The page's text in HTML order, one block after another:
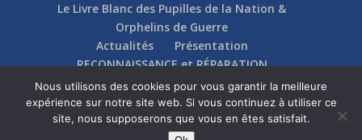
Le Livre Blanc des Pupilles de la Nation &
Orphelins de Guerre
Actualités
Présentation
RECONNAISSANCE et RÉPARATION
Nos soutiens
Fédérations
Actions
Communication
Contact
Nous utilisons des cookies pour vous garantir la meilleure
expérience sur notre site web. Si vous continuez à utiliser ce
site, nous supposerons que vous en êtes satisfait.